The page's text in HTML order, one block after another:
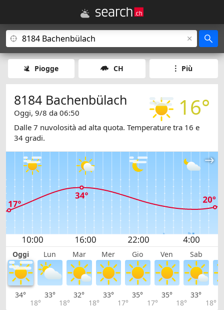
Piogge CH Più
16°
8184 Bachenbülach
Oggi, 9/8 da 06:50
Dalle 7 nuvolosità ad alta quota. Temperature tra 16 e
34 gradi.
Oggi Lun Mar Mer Gio Ven Sab
34°
18°
33°
18°
32°
18°
33°
17°
35°
17°
35°
18°
33°
18°